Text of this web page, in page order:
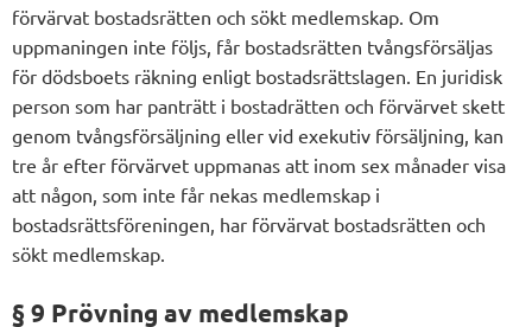
förvärvat bostadsrätten och sökt medlemskap. Om
uppmaningen inte följs, får bostadsrätten tvångsförsäljas
för dödsboets räkning enligt bostadsrättslagen. En juridisk
person som har panträtt i bostadrätten och förvärvet skett
genom tvångsförsäljning eller vid exekutiv försäljning, kan
tre år efter förvärvet uppmanas att inom sex månader visa
att någon, som inte får nekas medlemskap i
bostadsrättsföreningen, har förvärvat bostadsrätten och
sökt medlemskap.
§ 9 Prövning av medlemskap